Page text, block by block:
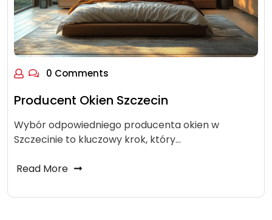
0 Comments
Producent Okien Szczecin
Wybór odpowiedniego producenta okien w
Szczecinie to kluczowy krok, który…
Read More